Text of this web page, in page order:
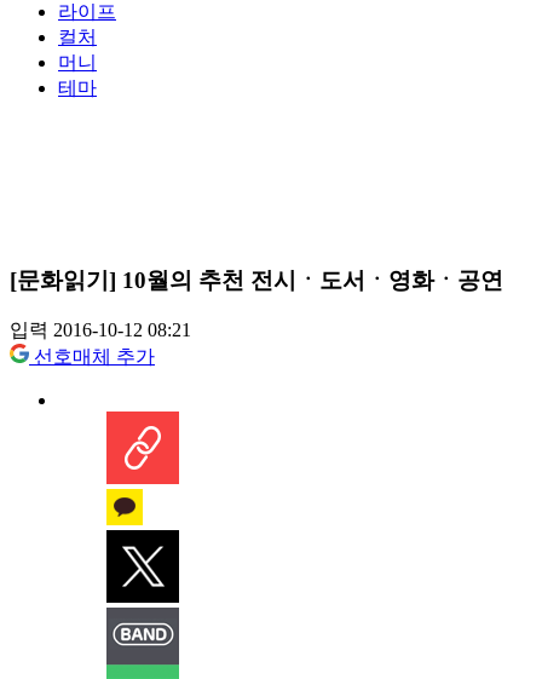
라이프
컬처
머니
테마
[문화읽기] 10월의 추천 전시ㆍ도서ㆍ영화ㆍ공연
입력 2016-10-12 08:21
선호매체 추가